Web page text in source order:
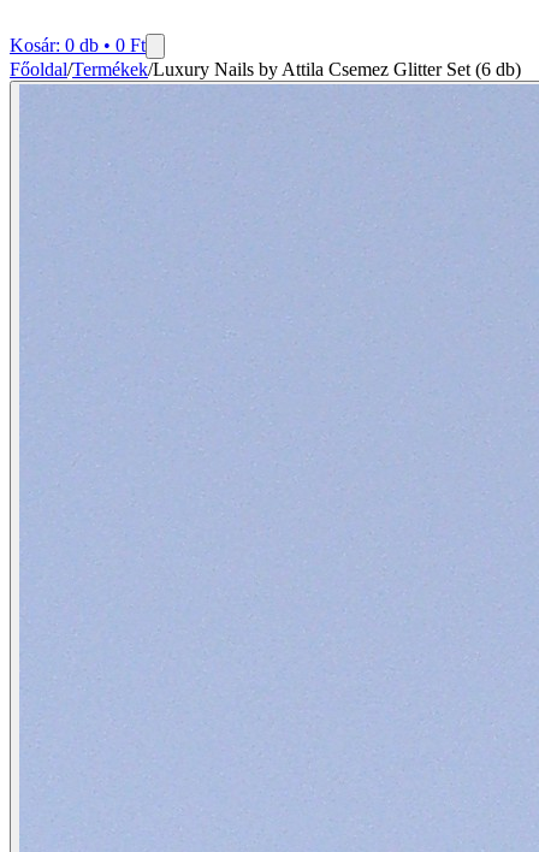
Kosár: 0 db • 0 Ft
Főoldal/Termékek/Luxury Nails by Attila Csemez Glitter Set (6 db)